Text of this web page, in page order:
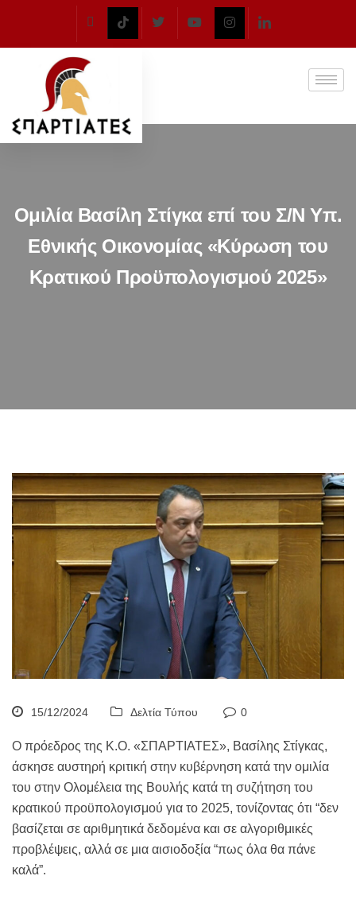
Ομιλία Βασίλη Στίγκα επί του Σ/Ν Υπ.
Εθνικής Οικονομίας «Κύρωση του
Κρατικού Προϋπολογισμού 2025»
15/12/2024 Δελτία Τύπου 0
Ο πρόεδρος της Κ.Ο. «ΣΠΑΡΤΙΑΤΕΣ», Βασίλης Στίγκας,
άσκησε αυστηρή κριτική στην κυβέρνηση κατά την ομιλία
του στην Ολομέλεια της Βουλής κατά τη συζήτηση του
κρατικού προϋπολογισμού για το 2025, τονίζοντας ότι “δεν
βασίζεται σε αριθμητικά δεδομένα και σε αλγοριθμικές
προβλέψεις, αλλά σε μια αισιοδοξία “πως όλα θα πάνε
καλά”.